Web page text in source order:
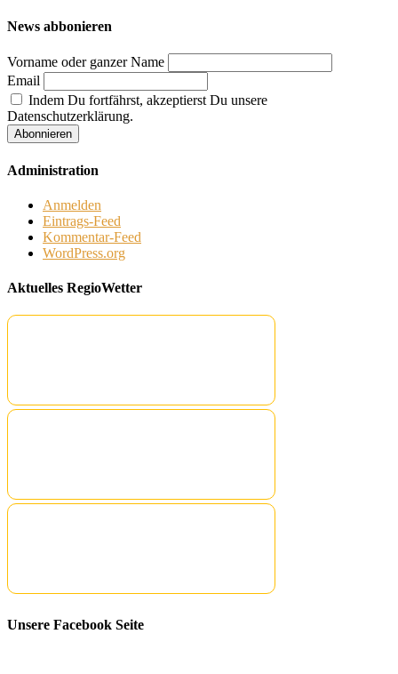
News abbonieren
Vorname oder ganzer Name
Email
Indem Du fortfährst, akzeptierst Du unsere
Datenschutzerklärung.
Administration
Anmelden
Eintrags-Feed
Kommentar-Feed
WordPress.org
Aktuelles RegioWetter
Unsere Facebook Seite